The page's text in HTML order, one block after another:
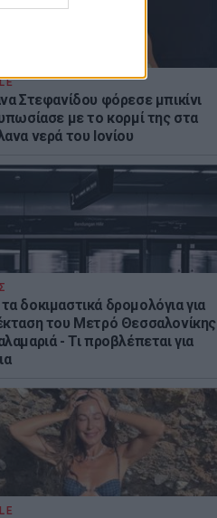
Στεφανίδου φόρεσε μπικίνι
με το κορμί της στα
νερά του Ιονίου
δοκιμαστικά δρομολόγια για
του Μετρό Θεσσαλονίκης
- Τι προβλέπεται για